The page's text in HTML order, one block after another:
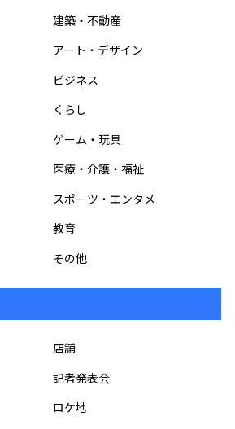
建築・不動産
アート・デザイン
ビジネス
くらし
ゲーム・玩具
医療・介護・福祉
スポーツ・エンタメ
教育
その他
店舗
記者発表会
ロケ地